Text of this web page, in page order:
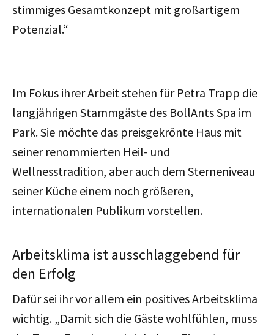
stimmiges Gesamtkonzept mit großartigem
Potenzial.“
Im Fokus ihrer Arbeit stehen für Petra Trapp die
langjährigen Stammgäste des BollAnts Spa im
Park. Sie möchte das preisgekrönte Haus mit
seiner renommierten Heil- und
Wellnesstradition, aber auch dem Sterneniveau
seiner Küche einem noch größeren,
internationalen Publikum vorstellen.
Arbeitsklima ist ausschlaggebend für
den Erfolg
Dafür sei ihr vor allem ein positives Arbeitsklima
wichtig. „Damit sich die Gäste wohlfühlen, muss